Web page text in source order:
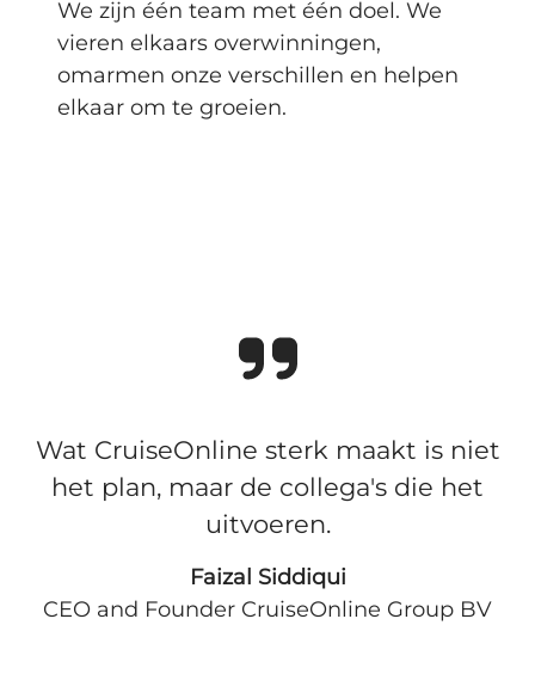
We zijn één team met één doel. We
vieren elkaars overwinningen,
omarmen onze verschillen en helpen
elkaar om te groeien.
Wat CruiseOnline sterk maakt is niet
het plan, maar de collega's die het
uitvoeren.
Faizal Siddiqui
CEO and Founder CruiseOnline Group BV